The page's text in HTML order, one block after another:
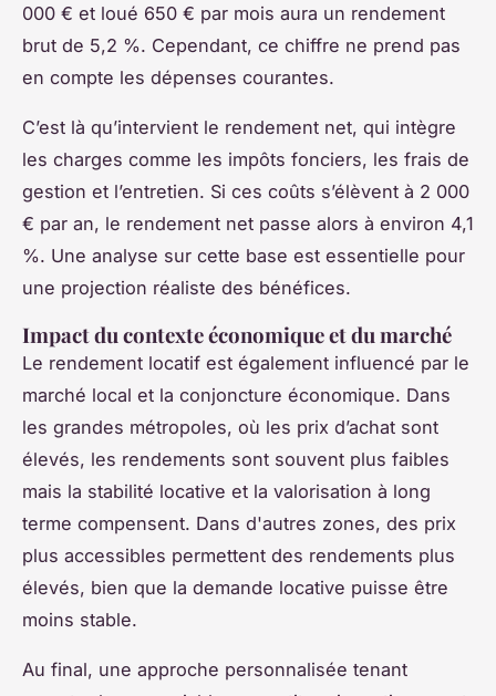
000 € et loué 650 € par mois aura un rendement
brut de 5,2 %. Cependant, ce chiffre ne prend pas
en compte les dépenses courantes.
C’est là qu’intervient le rendement net, qui intègre
les charges comme les impôts fonciers, les frais de
gestion et l’entretien. Si ces coûts s’élèvent à 2 000
€ par an, le rendement net passe alors à environ 4,1
%. Une analyse sur cette base est essentielle pour
une projection réaliste des bénéfices.
Impact du contexte économique et du marché
Le rendement locatif est également influencé par le
marché local et la conjoncture économique. Dans
les grandes métropoles, où les prix d’achat sont
élevés, les rendements sont souvent plus faibles
mais la stabilité locative et la valorisation à long
terme compensent. Dans d'autres zones, des prix
plus accessibles permettent des rendements plus
élevés, bien que la demande locative puisse être
moins stable.
Au final, une approche personnalisée tenant